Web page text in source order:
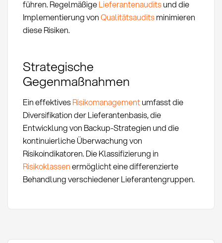
führen. RegelmäßigeLieferantenauditsund die
Implementierung vonQualitätsauditsminimieren
diese Risiken.
Strategische
Gegenmaßnahmen
Ein effektivesRisikomanagementumfasst die
Diversifikation der Lieferantenbasis, die
Entwicklung von Backup-Strategien und die
kontinuierliche Überwachung von
Risikoindikatoren. Die Klassifizierung in
Risikoklassenermöglicht eine differenzierte
Behandlung verschiedener Lieferantengruppen.